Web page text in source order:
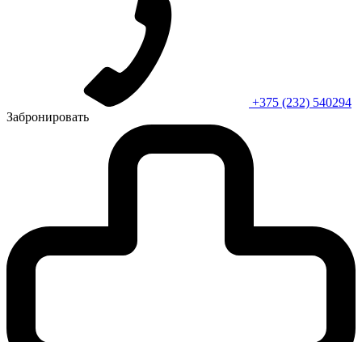
+375 (232) 540294
Забронировать